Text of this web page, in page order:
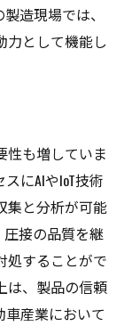
造現場では、
力として機能し
性も増していま
にAIやIoT技術
集と分析が可能
圧接の品質を継
処することがで
は、製品の信頼
産業において